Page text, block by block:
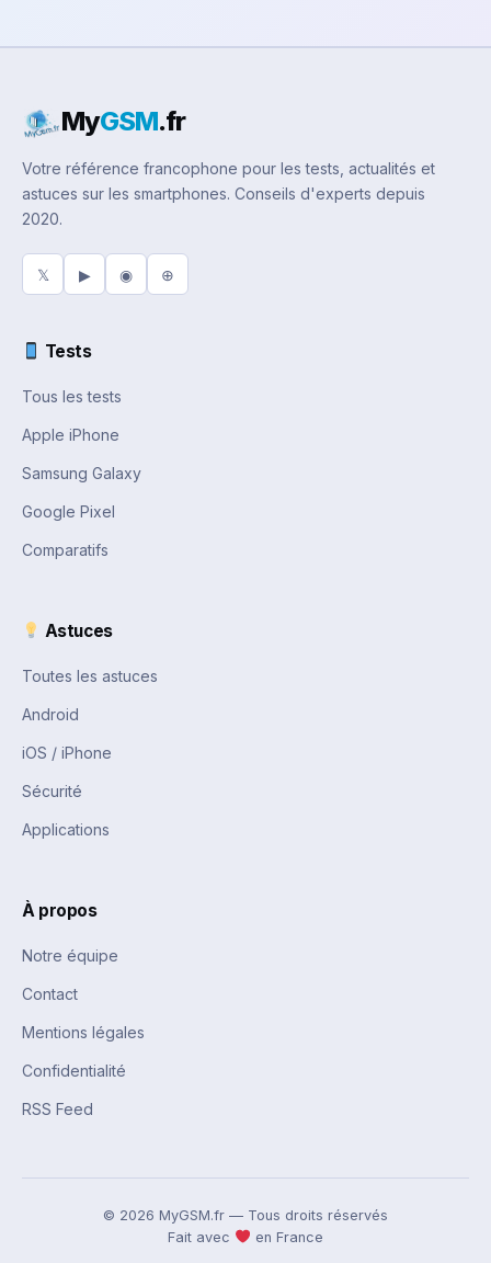
MyGSM.fr
Votre référence francophone pour les tests, actualités et
astuces sur les smartphones. Conseils d'experts depuis
2020.
𝕏 ▶ ◉ ⊕
Tests
Tous les tests
Apple iPhone
Samsung Galaxy
Google Pixel
Comparatifs
Astuces
Toutes les astuces
Android
iOS / iPhone
Sécurité
Applications
À propos
Notre équipe
Contact
Mentions légales
Confidentialité
RSS Feed
© 2026 MyGSM.fr — Tous droits réservés
Fait avec
en France